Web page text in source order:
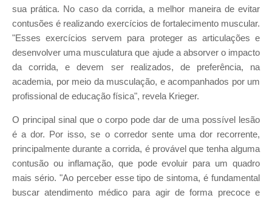
sua prática. No caso da corrida, a melhor maneira de evitar
contusões é realizando exercícios de fortalecimento muscular.
"Esses exercícios servem para proteger as articulações e
desenvolver uma musculatura que ajude a absorver o impacto
da corrida, e devem ser realizados, de preferência, na
academia, por meio da musculação, e acompanhados por um
profissional de educação física", revela Krieger.
O principal sinal que o corpo pode dar de uma possível lesão
é a dor. Por isso, se o corredor sente uma dor recorrente,
principalmente durante a corrida, é provável que tenha alguma
contusão ou inflamação, que pode evoluir para um quadro
mais sério. "Ao perceber esse tipo de sintoma, é fundamental
buscar atendimento médico para agir de forma precoce e